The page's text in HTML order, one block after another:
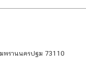
พรานนครปฐม 73110